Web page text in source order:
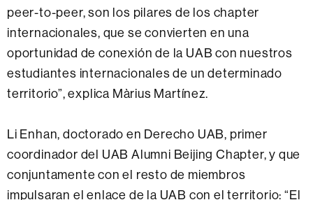
peer-to-peer, son los pilares de los chapter
internacionales, que se convierten en una
oportunidad de conexión de la UAB con nuestros
estudiantes internacionales de un determinado
territorio”, explica Màrius Martínez.
Li Enhan, doctorado en Derecho UAB, primer
coordinador del UAB Alumni Beijing Chapter, y que
conjuntamente con el resto de miembros
impulsaran el enlace de la UAB con el territorio: “El